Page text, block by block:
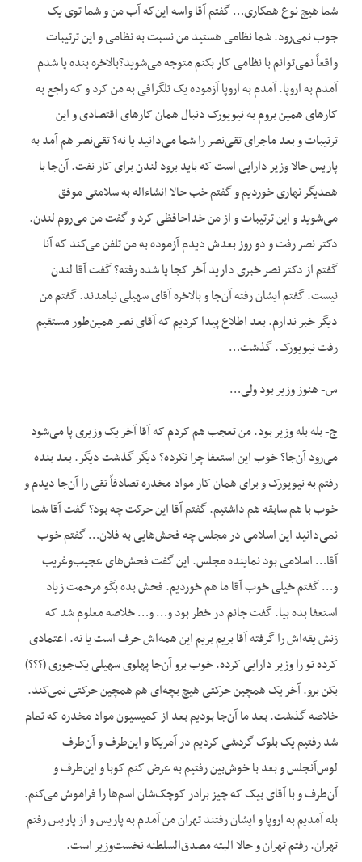
شما هیچ نوع همکاری… گفتم آقا واسه این‌که آب من و شما توی یک
جوب نمی‌رود. شما نظامی هستید من نسبت به نظامی و این ترتیبات
واقعاً نمی‌توانم با نظامی کار بکنم متوجه می‌شوید؟بالاخره بنده پا شدم
آمدم به اروپا. آمدم به اروپا آزموده یک تلگرافی به من کرد و که راجع به
کارهای همین بروم به نیویورک دنبال همان کارهای اقتصادی و این
ترتیبات و بعد ماجرای تقی‌نصر را شما می‌دانید یا نه؟ تقی‌نصر هم آمد به
پاریس حالا وزیر دارایی است که باید برود لندن برای کار نفت. آن‌جا با
همدیگر نهاری خوردیم و گفتم خب حالا انشاءاله به سلامتی موفق
می‌شوید و این ترتیبات و از من خداحافظی کرد و گفت من می‌روم لندن.
دکتر نصر رفت و دو روز بعدش دیدم آزموده به من تلفن می‌کند که آنا
گفتم از دکتر نصر خبری دارید آخر کجا پا شده رفته؟ گفت آقا لندن
نیست. گفتم ایشان رفته آن‌جا و بالاخره آقای سهیلی نیامدند. گفتم من
دیگر خبر ندارم. بعد اطلاع پیدا کردیم که آقای نصر همین‌طور مستقیم
رفت نیویورک. گذشت…
س- هنوز وزیر بود ولی…
ج- بله بله وزیر بود. من تعجب هم کردم که آقا آخر یک وزیری پا می‌شود
می‌رود آن‌جا؟ خوب این استعفا چرا نکرده؟ دیگر گذشت دیگر. بعد بنده
رفتم به نیویورک و برای همان کار مواد مخدره تصادفاً تقی را آن‌جا دیدم و
خوب با هم سابقه هم داشتیم. گفتم آقا این حرکت چه بود؟ گفت آقا شما
نمی‌دانید این اسلامی در مجلس چه فحش‌هایی به فلان… گفتم خوب
آقا… اسلامی بود نماینده مجلس. این گفت فحش‌های عجیب‌وغریب
و… گفتم خیلی خوب آقا ما هم خوردیم. فحش بده بگو مرحمت زیاد
استعفا بده بیا. گفت جانم در خطر بود و… و… خلاصه معلوم شد که
زنش یقه‌اش را گرفته آقا بریم بریم این همه‌اش حرف است یا نه. اعتمادی
کرده تو را وزیر دارایی کرده. خوب برو آن‌جا پهلوی سهیلی یک‌جوری (؟؟؟)
بکن برو. آخر یک همچین حرکتی هیچ بچه‌ای هم همچین حرکتی نمی‌کند.
خلاصه گذشت. بعد ما آن‌جا بودیم بعد از کمیسیون مواد مخدره که تمام
شد رفتیم یک بلوک گردشی کردیم در آمریکا و این‌طرف و آن‌طرف
لوس‌آنجلس و بعد با خوش‌بین رفتیم به عرض کنم کوبا و این‌طرف و
آن‌طرف و با آقای بیک که چیز برادر کوچک‌شان اسم‌ها را فراموش می‌کنم.
بله آمدیم به اروپا و ایشان رفتند تهران من آمدم به پاریس و از پاریس رفتم
تهران. رفتم تهران و حالا البته مصدق‌السلطنه نخست‌وزیر است.